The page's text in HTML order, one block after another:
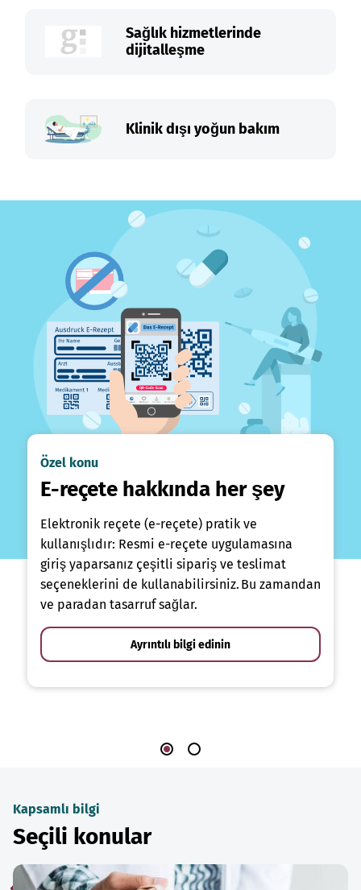
Sağlık hizmetlerinde
dijitalleşme
Klinik dışı yoğun bakım
Özel konu
E-reçete hakkında her şey
Elektronik reçete (e-reçete) pratik ve
kullanışlıdır: Resmi e-reçete uygulamasına
giriş yaparsanız çeşitli sipariş ve teslimat
seçeneklerini de kullanabilirsiniz. Bu zamandan
ve paradan tasarruf sağlar.
Ayrıntılı bilgi edinin
Kapsamlı bilgi
Seçili konular